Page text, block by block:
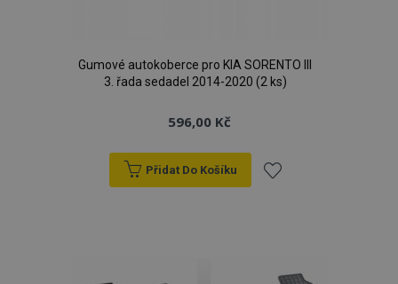
Gumové autokoberce pro KIA SORENTO III
3. řada sedadel 2014-2020 (2 ks)
596,00 Kč
Přidat Do Košíku
oblíbeným